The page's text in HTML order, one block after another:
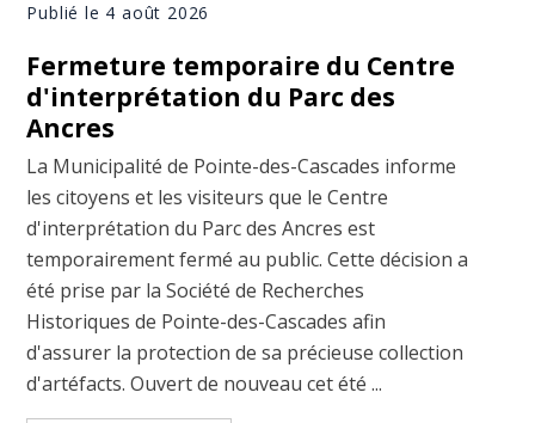
Publié le 4 août 2026
Fermeture temporaire du Centre
d'interprétation du Parc des
Ancres
La Municipalité de Pointe-des-Cascades informe
les citoyens et les visiteurs que le Centre
d'interprétation du Parc des Ancres est
temporairement fermé au public. Cette décision a
été prise par la Société de Recherches
Historiques de Pointe-des-Cascades afin
d'assurer la protection de sa précieuse collection
d'artéfacts. Ouvert de nouveau cet été ...